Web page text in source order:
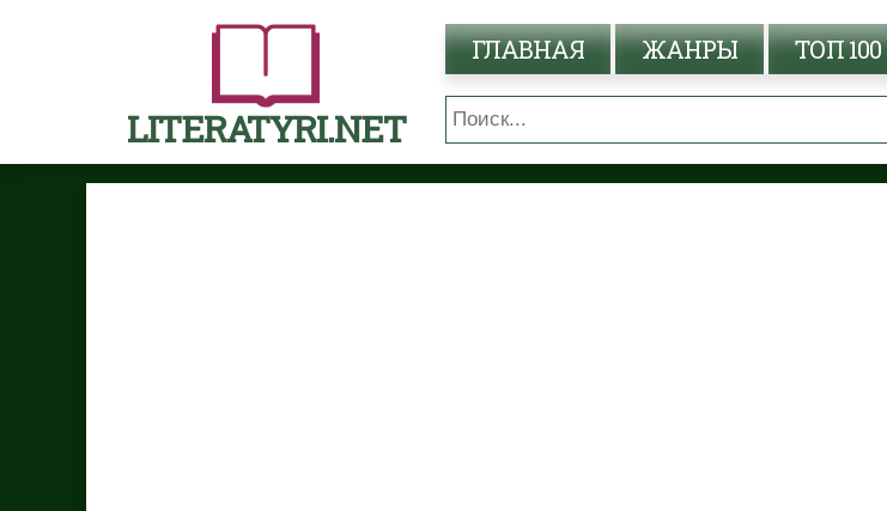
LITERATYRI.NET
ГЛАВНАЯ ЖАНРЫ ТОП 100